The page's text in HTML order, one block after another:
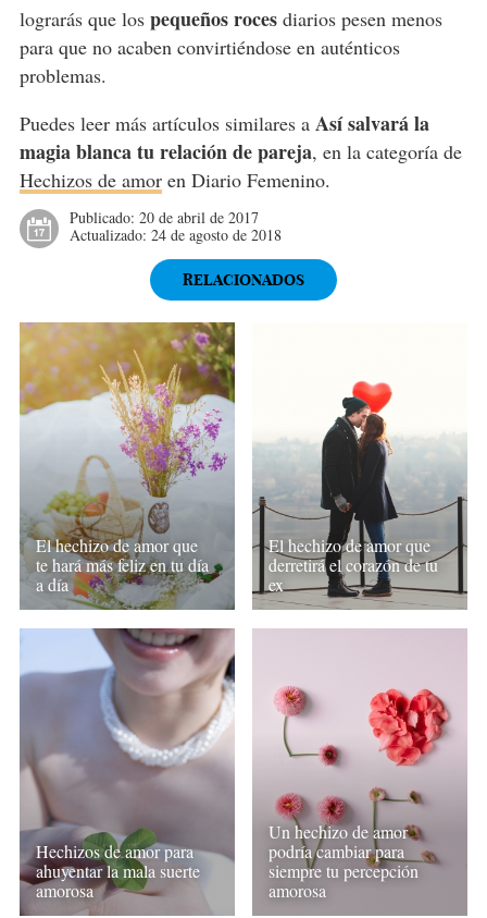
lograrás que los pequeños rocesdiarios pesen menos
para que no acaben convirtiéndose en auténticos
problemas.
Puedes leer más artículos similares a Así salvará la
magia blanca tu relación de pareja, en la categoría de
Hechizos de amoren Diario Femenino.
Publicado: 20 de abril de 2017
Actualizado: 24 de agosto de 2018
RELACIONADOS
El hechizo de amor que
te hará más feliz en tu día
a día
El hechizo de amor que
derretirá el corazón de tu
ex
Hechizos de amor para
ahuyentar la mala suerte
amorosa
Un hechizo de amor
podría cambiar para
siempre tu percepción
amorosa